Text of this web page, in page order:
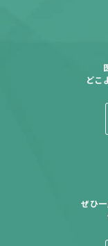
どこ
ぜひ